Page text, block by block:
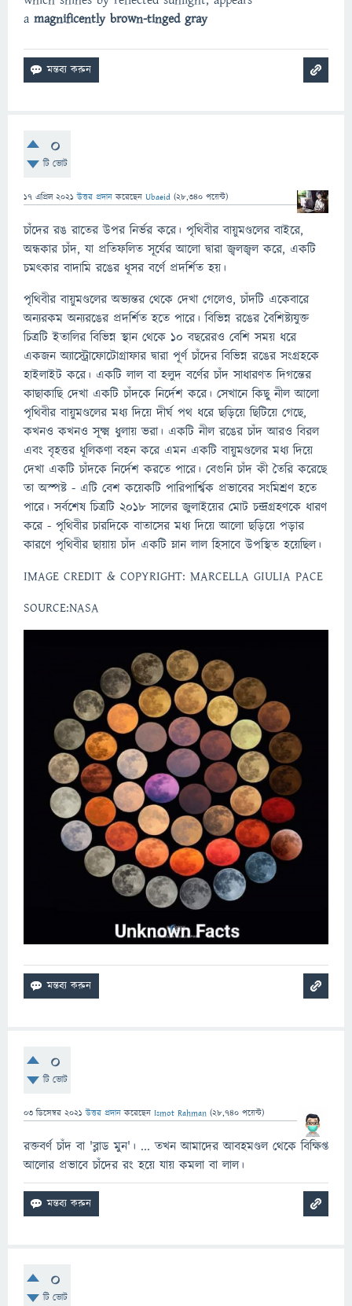
a magnificently brown-tinged gray
0
টি ভোট
17 এপ্রিল 2021 উত্তর প্রদান করেছেন Ubaeid (28,340 পয়েন্ট)
চাঁদের রঙ রাতের উপর নির্ভর করে। পৃথিবীর বায়ুমণ্ডলের বাইরে,
অন্ধকার চাঁদ, যা প্রতিফলিত সূর্যের আলো দ্বারা জ্বলজ্বল করে, একটি
চমৎকার বাদামি রঙের ধূসর বর্ণে প্রদর্শিত হয়।
পৃথিবীর বায়ুমণ্ডলের অভ্যন্তর থেকে দেখা গেলেও, চাঁদটি একেবারে
অন্যরকম অন্যরঙের প্রদর্শিত হতে পারে। বিভিন্ন রঙের বৈশিষ্ট্যযুক্ত
চিত্রটি ইতালির বিভিন্ন স্থান থেকে 10 বছরেরও বেশি সময় ধরে
একজন অ্যাস্ট্রোফোটোগ্রাফার দ্বারা পূর্ণ চাঁদের বিভিন্ন রঙের সংগ্রহকে
হাইলাইট করে। একটি লাল বা হলুদ বর্ণের চাঁদ সাধারণত দিগন্তের
কাছাকাছি দেখা একটি চাঁদকে নির্দেশ করে। সেখানে কিছু নীল আলো
পৃথিবীর বায়ুমণ্ডলের মধ্য দিয়ে দীর্ঘ পথ ধরে ছড়িয়ে ছিটিয়ে গেছে,
কখনও কখনও সূক্ষ্ম ধুলায় ভরা। একটি নীল রঙের চাঁদ আরও বিরল
এবং বৃহত্তর ধূলিকণা বহন করে এমন একটি বায়ুমণ্ডলের মধ্য দিয়ে
দেখা একটি চাঁদকে নির্দেশ করতে পারে। বেগুনি চাঁদ কী তৈরি করেছে
তা অস্পষ্ট - এটি বেশ কয়েকটি পারিপার্শ্বিক প্রভাবের সংমিশ্রণ হতে
পারে। সর্বশেষ চিত্রটি 2018 সালের জুলাইয়ের মোট চন্দ্রগ্রহণকে ধারণ
করে - পৃথিবীর চারদিকে বাতাসের মধ্য দিয়ে আলো ছড়িয়ে পড়ার
কারণে পৃথিবীর ছায়ায় চাঁদ একটি ম্লান লাল হিসাবে উপস্থিত হয়েছিল।
IMAGE CREDIT & COPYRIGHT: MARCELLA GIULIA PACE
SOURCE:NASA
0
টি ভোট
03 ডিসেম্বর 2021 উত্তর প্রদান করেছেন Ismot Rahman (28,740 পয়েন্ট)
রক্তবর্ণ চাঁদ বা 'ব্লাড মুন'। ... তখন আমাদের আবহমণ্ডল থেকে বিক্ষিপ্ত
আলোর প্রভাবে চাঁদের রং হয়ে যায় কমলা বা লাল।
0
টি ভোট